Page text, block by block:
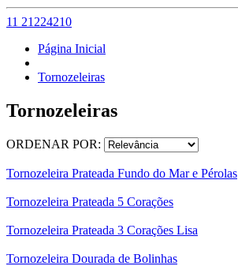
11 21224210
Página Inicial
Tornozeleiras
Tornozeleiras
ORDENAR POR:
Tornozeleira Prateada Fundo do Mar e Pérolas
Tornozeleira Prateada 5 Corações
Tornozeleira Prateada 3 Corações Lisa
Tornozeleira Dourada de Bolinhas